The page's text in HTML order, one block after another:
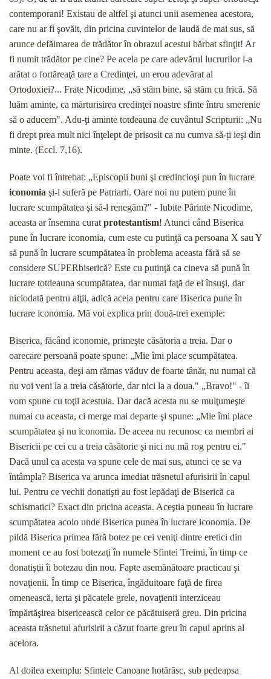
contemporani! Existau de altfel şi atunci unii asemenea acestora,
care nu ar fi şovăit, din pricina cuvintelor de laudă de mai sus, să
arunce defăimarea de trădător în obrazul acestui bărbat sfinţit! Ar
fi nu­mit trădător pe cine? Pe acela pe care adevărul lucru­rilor l-a
arătat o fortăreaţă tare a Credinţei, un erou adevărat al
Ortodoxiei?... Frate Nicodime, „să stăm bine, să stăm cu frică. Să
luăm aminte, ca mărturi­sirea credinţei noastre sfinte întru smerenie
să o adu­cem". Adu-ţi aminte totdeauna de cuvântul Scripturii: „Nu
fi drept prea mult nici înţelept de prisosit ca nu cumva să-ți ieşi din
minte. (Eccl. 7,16).
Poate voi fi întrebat: „Episcopii buni şi credincioşi pun în lucrare
iconomia şi-l suferă pe Patriarh. Oare noi nu putem pune în
lucrare scumpătatea şi să-l re­negăm?" - Iubite Părinte Nicodime,
aceasta ar însem­na curat protestantism! Atunci când Biserica
pune în lucrare iconomia, cum este cu putinţă ca persoana X sau Y
să pună în lucrare scumpătatea în problema aceasta fără să se
considere SUPERbiserică? Este cu putinţă ca cineva să pună în
lucrare totdeauna scumpătatea, dar numai faţă de el însuşi, dar
nicio­dată pentru alţii, adică aceia pentru care Biserica pune în
lucrare iconomia. Mă voi explica prin două-trei exemple:
Biserica, făcând iconomie, primeşte căsătoria a treia. Dar o
oarecare persoană poate spune: „Mie îmi place scumpătatea.
Pentru aceasta, deşi am rămas văduv de foarte tânăr, nu numai că
nu voi veni la a treia căsătorie, dar nici la a doua." „Bravo!" - îi
vom spune cu toţii acestuia. Dar dacă acesta nu se mulţumeşte
numai cu aceasta, ci merge mai departe şi spune: „Mie îmi place
scumpătatea şi nu iconomia. De aceea nu recunosc ca membri ai
Bisericii pe cei cu a treia căsătorie şi nici nu mă rog pentru ei."
Dacă unul ca acesta va spune cele de mai sus, atunci ce se va
întâmpla? Biserica va arunca imediat trăsnetul afurisirii în capul
lui. Pentru ce vechii donatişti au fost lepădaţi de Biserică ca
schismatici? Exact din pricina aceasta. Aceştia puneau în lucrare
scumpătatea acolo unde Biserica punea în lucrare iconomia. De
pildă Biserica primea fără botez pe cei veniţi dintre eretici din
moment ce au fost botezaţi în numele Sfintei Tre­imi, în timp ce
donatiştii îi botezau din nou. Fapte asemănătoare practicau şi
novaţienii. În timp ce Bise­rica, îngăduitoare faţă de firea
omenească, ierta şi păcatele grele, novaţienii interziceau
împărtăşirea bisericească celor ce păcătuiseră greu. Din pricina
aceasta trăsnetul afurisirii a căzut foarte greu în capul aprins al
acelora.
Al doilea exemplu: Sfintele Canoane hotărăsc, sub pedeapsa